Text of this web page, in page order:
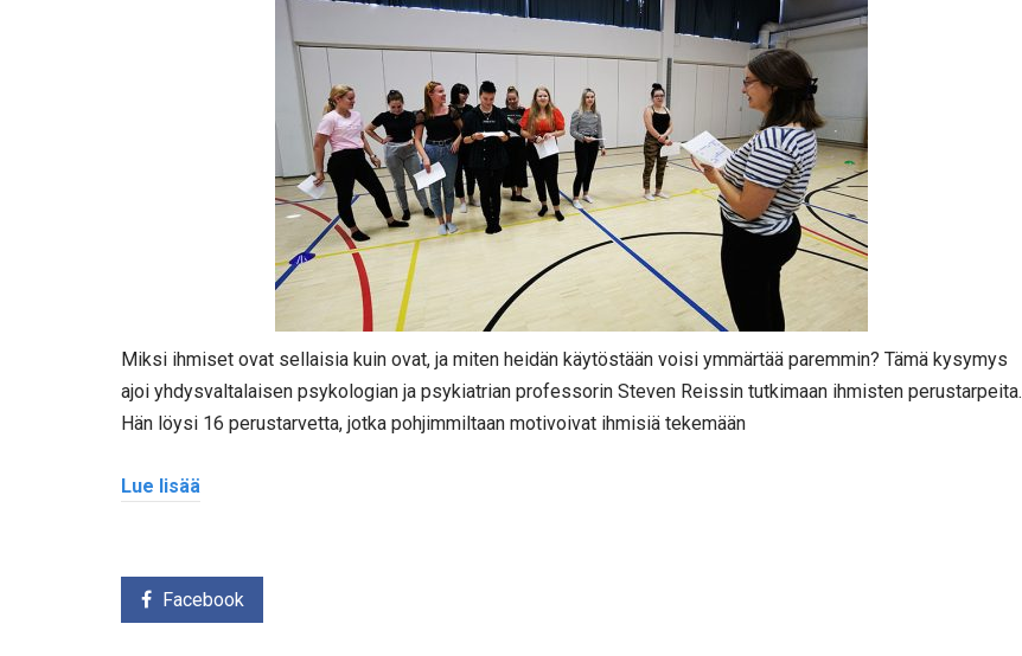
Miksi ihmiset ovat sellaisia kuin ovat, ja miten heidän käytöstään voisi ymmärtää paremmin? Tämä kysymys
ajoi yhdysvaltalaisen psykologian ja psykiatrian professorin Steven Reissin tutkimaan ihmisten perustarpeita.
Hän löysi 16 perustarvetta, jotka pohjimmiltaan motivoivat ihmisiä tekemään
Lue lisää
Facebook